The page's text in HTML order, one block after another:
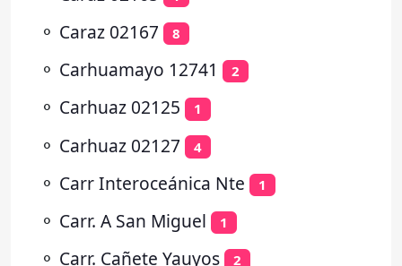
⚬ Caraz 02167 8
⚬ Carhuamayo 12741 2
⚬ Carhuaz 02125 1
⚬ Carhuaz 02127 4
⚬ Carr Interoceánica Nte 1
⚬ Carr. A San Miguel 1
⚬ Carr. Cañete Yauyos 2